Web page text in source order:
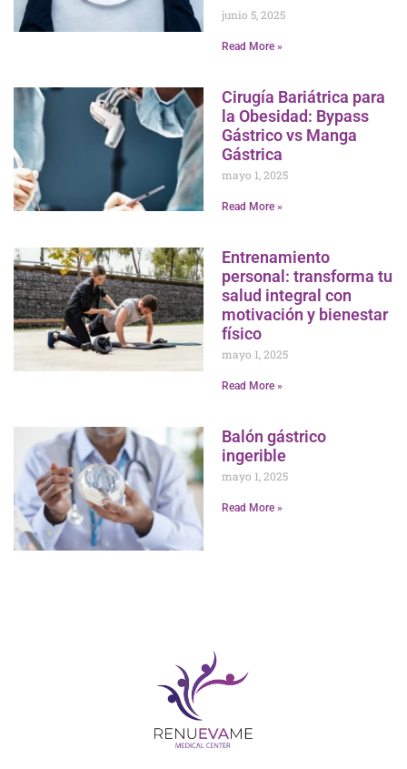
junio 5, 2025
Read More »
Cirugía Bariátrica para
la Obesidad: Bypass
Gástrico vs Manga
Gástrica
mayo 1, 2025
Read More »
Entrenamiento
personal: transforma tu
salud integral con
motivación y bienestar
físico
mayo 1, 2025
Read More »
Balón gástrico
ingerible
mayo 1, 2025
Read More »